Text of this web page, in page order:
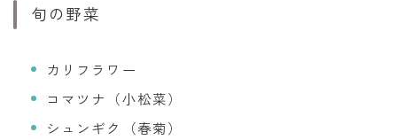
旬の野菜
カリフラワー
コマツナ（小松菜）
シュンギク（春菊）